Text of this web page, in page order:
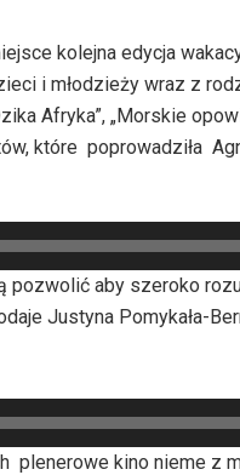
kolejna edycja
i młodzieży wraz z
Afryka”, „Morskie
które poprowadziła
pozwolić aby szeroko
Justyna Pomykała-
plenerowe kino nieme z